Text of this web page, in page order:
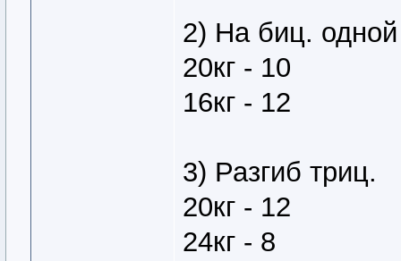
2) На биц. одной
20кг - 10
16кг - 12
3) Разгиб триц.
20кг - 12
24кг - 8